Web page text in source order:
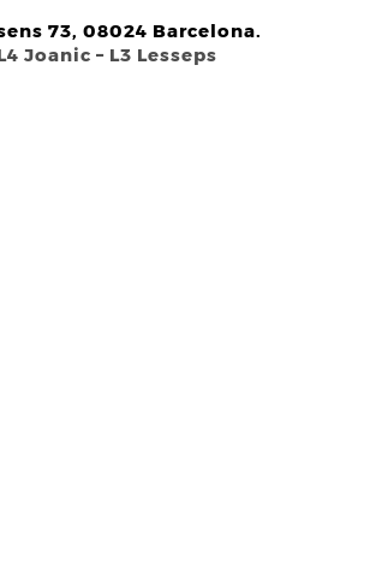
73, 08024 Barcelona.
Joanic – L3 Lesseps